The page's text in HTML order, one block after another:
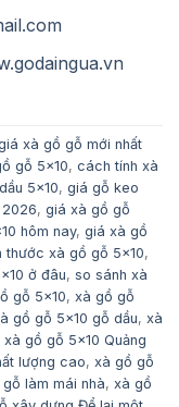
xà gồ gỗ mới nhất
gỗ 5x10, cách tính xà
5x10, giá gỗ keo
, giá xà gồ gỗ
hôm nay, giá xà gồ
thước xà gồ gỗ 5x10,
ở đâu, so sánh xà
gỗ 5x10, xà gồ gỗ
gồ gỗ 5x10 gỗ dầu, xà
xà gồ gỗ 5x10 Quảng
lượng cao, xà gồ gỗ
làm mái nhà, xà gồ